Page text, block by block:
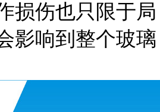
损伤也只限于局
影响到整个玻璃